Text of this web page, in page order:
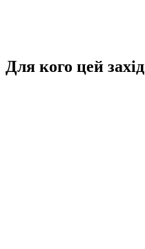
Для кого цей захід